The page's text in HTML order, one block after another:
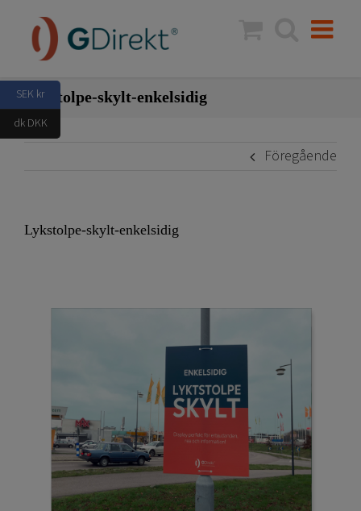
innehållet
Lykstolpe-skylt-enkelsidig
Föregående
Lykstolpe-skylt-enkelsidig
SEK kr
dk DKK